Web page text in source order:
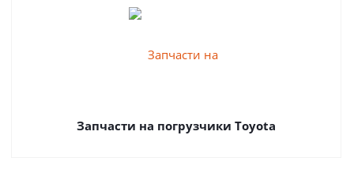
Запчасти на погрузчики Toyota